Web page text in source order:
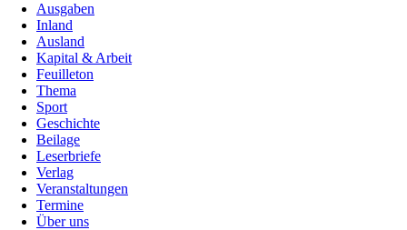
Ausgaben
Inland
Ausland
Kapital & Arbeit
Feuilleton
Thema
Sport
Geschichte
Beilage
Leserbriefe
Verlag
Veranstaltungen
Termine
Über uns